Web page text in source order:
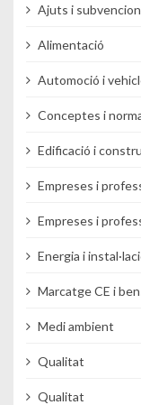
Ajuts i
Alimentació
Automoció i
Conceptes i
Edificació i
Empreses i
Empreses i
Energia i
Marcatge CE i
Medi ambient
Qualitat
Qualitat